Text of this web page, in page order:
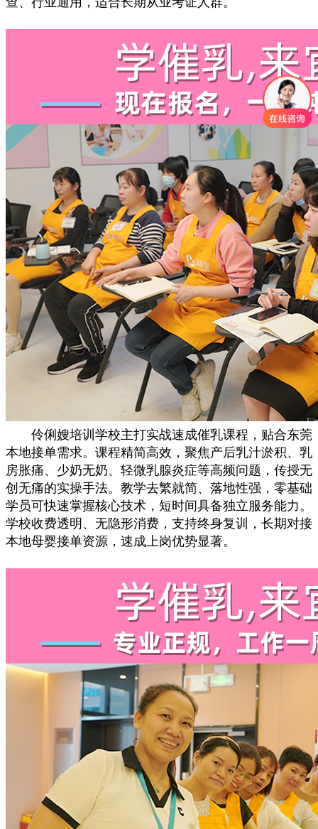
伶俐嫂培训学校主打实战速成催乳课程，贴合东莞
本地接单需求。课程精简高效，聚焦产后乳汁淤积、乳
房胀痛、少奶无奶、轻微乳腺炎症等高频问题，传授无
创无痛的实操手法。教学去繁就简、落地性强，零基础
学员可快速掌握核心技术，短时间具备独立服务能力。
学校收费透明、无隐形消费，支持终身复训，长期对接
本地母婴接单资源，速成上岗优势显著。